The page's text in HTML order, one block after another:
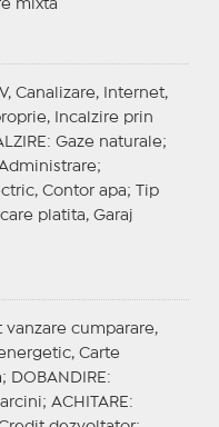
mixta
Canalizare, Internet,
Incalzire prin
: Gaze naturale;
Contor apa;
Tip
platita, Garaj
vanzare cumparare,
Carte
DOBANDIRE :
ACHITARE :